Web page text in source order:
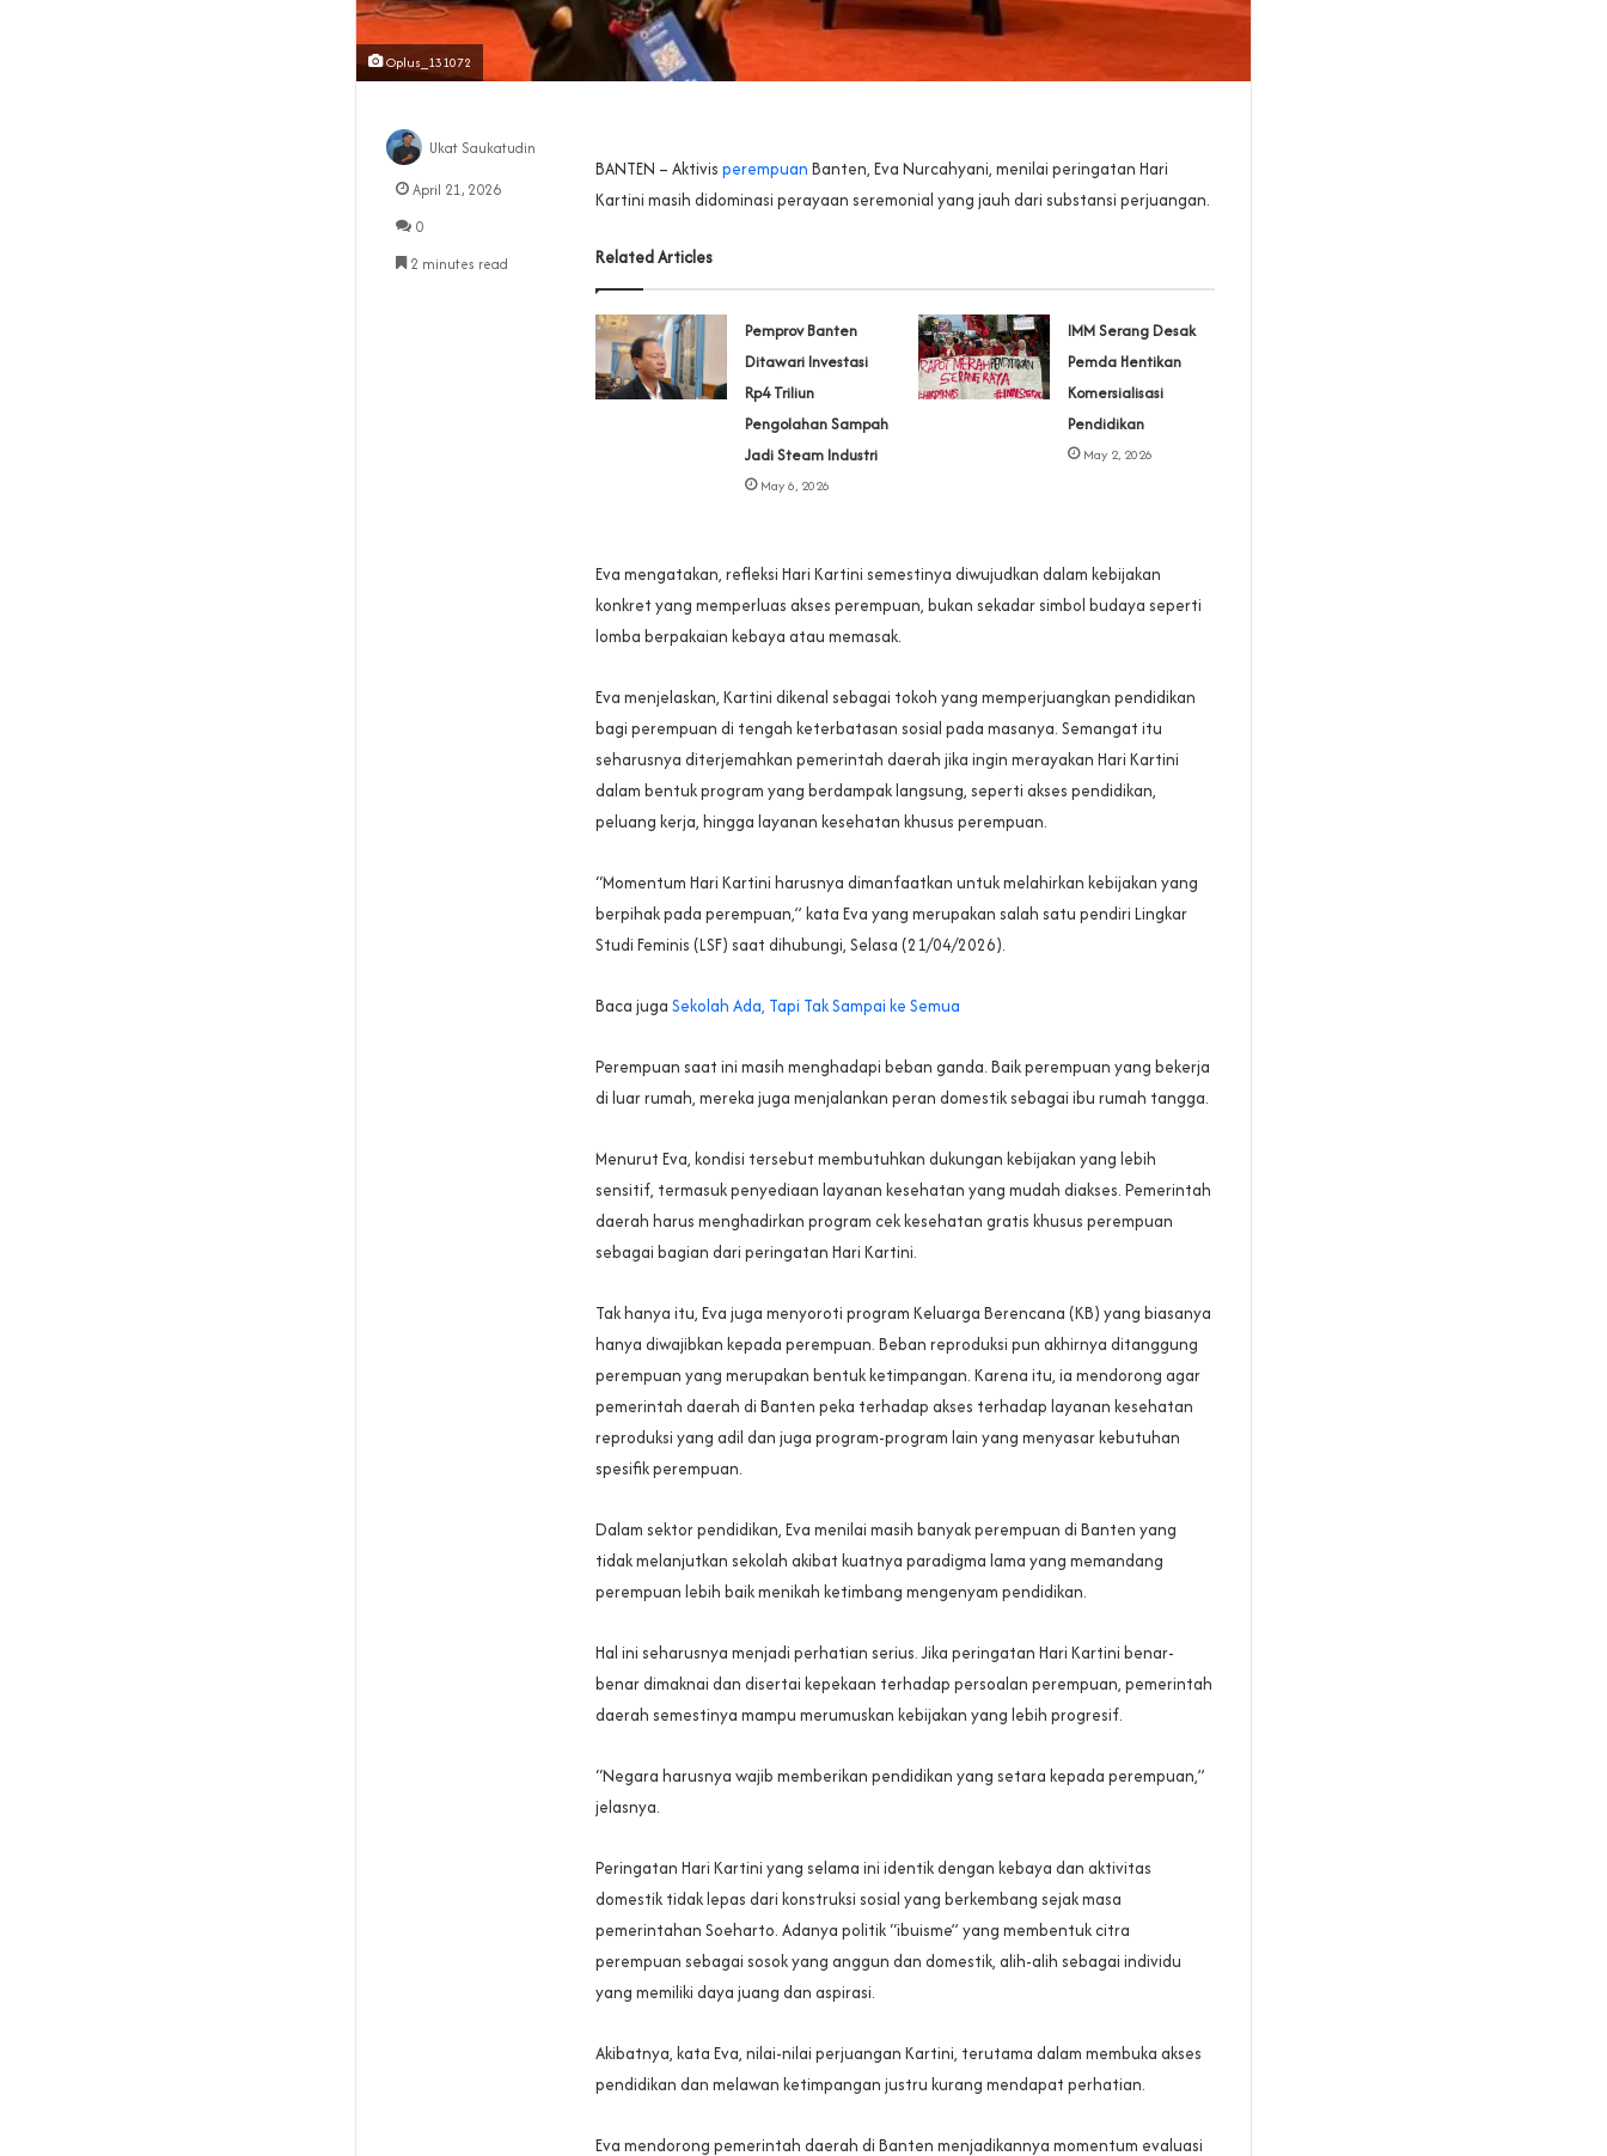
Oplus_131072
BANTEN – Aktivis perempuan Banten, Eva Nurcahyani, menilai peringatan Hari
Kartini masih didominasi perayaan seremonial yang jauh dari substansi perjuangan.
Related Articles
Pemprov Banten
Ditawari Investasi
Rp4 Triliun
Pengolahan Sampah
Jadi Steam Industri
May 6, 2026
IMM Serang Desak
Pemda Hentikan
Komersialisasi
Pendidikan
May 2, 2026
Eva mengatakan, refleksi Hari Kartini semestinya diwujudkan dalam kebijakan
konkret yang memperluas akses perempuan, bukan sekadar simbol budaya seperti
lomba berpakaian kebaya atau memasak.
Eva menjelaskan, Kartini dikenal sebagai tokoh yang memperjuangkan pendidikan
bagi perempuan di tengah keterbatasan sosial pada masanya. Semangat itu
seharusnya diterjemahkan pemerintah daerah jika ingin merayakan Hari Kartini
dalam bentuk program yang berdampak langsung, seperti akses pendidikan,
peluang kerja, hingga layanan kesehatan khusus perempuan.
“Momentum Hari Kartini harusnya dimanfaatkan untuk melahirkan kebijakan yang
berpihak pada perempuan,” kata Eva yang merupakan salah satu pendiri Lingkar
Studi Feminis (LSF) saat dihubungi, Selasa (21/04/2026).
Baca juga Sekolah Ada, Tapi Tak Sampai ke Semua
Perempuan saat ini masih menghadapi beban ganda. Baik perempuan yang bekerja
di luar rumah, mereka juga menjalankan peran domestik sebagai ibu rumah tangga.
Menurut Eva, kondisi tersebut membutuhkan dukungan kebijakan yang lebih
sensitif, termasuk penyediaan layanan kesehatan yang mudah diakses. Pemerintah
daerah harus menghadirkan program cek kesehatan gratis khusus perempuan
sebagai bagian dari peringatan Hari Kartini.
Tak hanya itu, Eva juga menyoroti program Keluarga Berencana (KB) yang biasanya
hanya diwajibkan kepada perempuan. Beban reproduksi pun akhirnya ditanggung
perempuan yang merupakan bentuk ketimpangan. Karena itu, ia mendorong agar
pemerintah daerah di Banten peka terhadap akses terhadap layanan kesehatan
reproduksi yang adil dan juga program-program lain yang menyasar kebutuhan
spesifik perempuan.
Dalam sektor pendidikan, Eva menilai masih banyak perempuan di Banten yang
tidak melanjutkan sekolah akibat kuatnya paradigma lama yang memandang
perempuan lebih baik menikah ketimbang mengenyam pendidikan.
Hal ini seharusnya menjadi perhatian serius. Jika peringatan Hari Kartini benar-
benar dimaknai dan disertai kepekaan terhadap persoalan perempuan, pemerintah
daerah semestinya mampu merumuskan kebijakan yang lebih progresif.
“Negara harusnya wajib memberikan pendidikan yang setara kepada perempuan,”
jelasnya.
Peringatan Hari Kartini yang selama ini identik dengan kebaya dan aktivitas
domestik tidak lepas dari konstruksi sosial yang berkembang sejak masa
pemerintahan Soeharto. Adanya politik “ibuisme” yang membentuk citra
perempuan sebagai sosok yang anggun dan domestik, alih-alih sebagai individu
yang memiliki daya juang dan aspirasi.
Akibatnya, kata Eva, nilai-nilai perjuangan Kartini, terutama dalam membuka akses
pendidikan dan melawan ketimpangan justru kurang mendapat perhatian.
Eva mendorong pemerintah daerah di Banten menjadikannya momentum evaluasi
Ukat Saukatudin
April 21, 2026
0
2 minutes read